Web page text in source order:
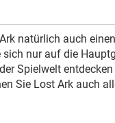
natürlich auch einen
sich nur auf die
Spielwelt
Sie Lost Ark auch